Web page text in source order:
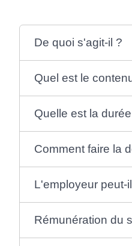
De quoi s'agit-il ?
Quel est le
Quelle est la
Comment faire la
L'employeur peut-
Rémunération du